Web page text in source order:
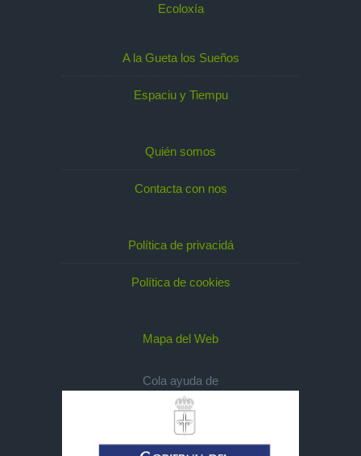
Ecoloxía
A la Gueta los Sueños
Espaciu y Tiempu
Quién somos
Contacta con nos
Política de privacidá
Política de cookies
Mapa del Web
Cola ayuda de